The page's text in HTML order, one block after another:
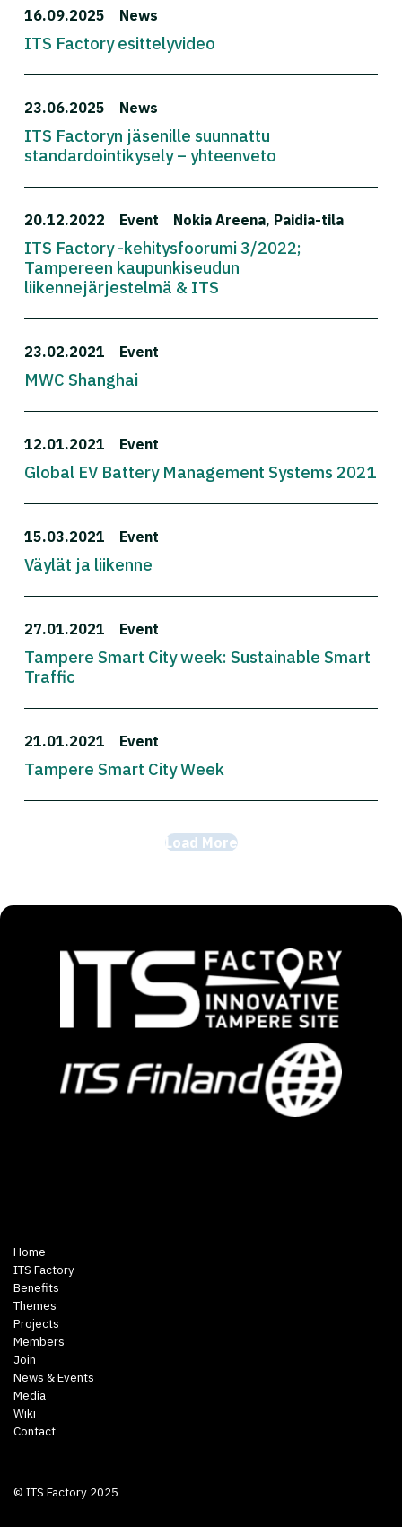
16.09.2025 News
ITS Factory esittelyvideo
23.06.2025 News
ITS Factoryn jäsenille suunnattu
standardointikysely – yhteenveto
20.12.2022 Event Nokia Areena, Paidia-tila
ITS Factory -kehitysfoorumi 3/2022;
Tampereen kaupunkiseudun
liikennejärjestelmä & ITS
23.02.2021 Event
MWC Shanghai
12.01.2021 Event
Global EV Battery Management Systems 2021
15.03.2021 Event
Väylät ja liikenne
27.01.2021 Event
Tampere Smart City week: Sustainable Smart
Traffic
21.01.2021 Event
Tampere Smart City Week
Load More
Home
ITS Factory
Benefits
Themes
Projects
Members
Join
News & Events
Media
Wiki
Contact
© ITS Factory 2025